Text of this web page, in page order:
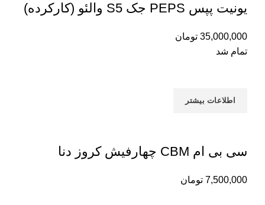
یونیت پپس PEPS جک S5 والئو (کارکرده)
35,000,000 تومان
تمام شد
اطلاعات بیشتر
سی بی ام CBM چهارفیش کروز دنا
7,500,000 تومان